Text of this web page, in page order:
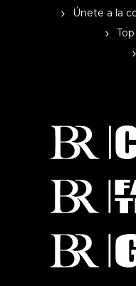
Únete a la